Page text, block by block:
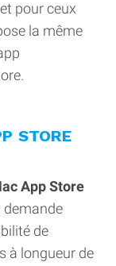
pour ceux
la même
STORE
App Store
demande
de
à longueur de